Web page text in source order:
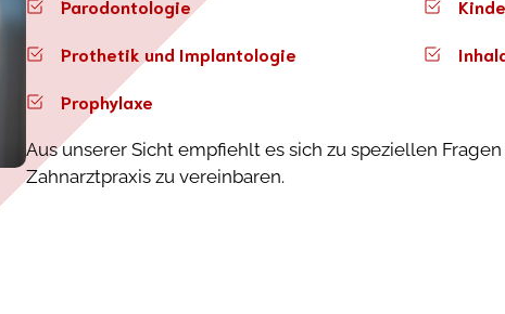
Parodontologie
Prothetik und Implantologie
Prophylaxe
Aus unserer Sicht empfiehlt es sich zu speziellen
Zahnarztpraxis zu vereinbaren.